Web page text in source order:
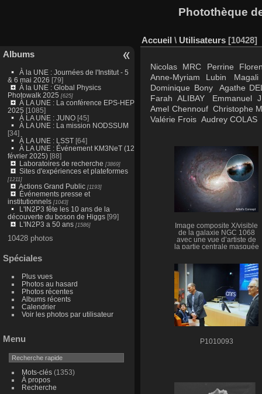
Photothèque
Albums
À la UNE : Journées de l'Institut - 5
& 6 mai 2026 [79]
À la UNE : Global Physics
Photowalk 2025 [625]
À LA UNE : La conférence EPS-HEP
2025 [1085]
À LA UNE : JUNO [45]
À LA UNE : La mission NODSSUM
[34]
À LA UNE : LSST[64]
À LA UNE : Événement KM3NeT (12
février 2025)[88]
Laboratoires de recherche [3869]
Sites d'expériences et plateformes
[1211]
Actions Grand Public[1193]
Événements presse et
institutionnels[1043]
L'IN2P3 fête les 10 ans de la
découverte du boson de Higgs[99]
L'IN2P3 a 50 ans[1586]
10428 photos
Spéciales
Plus vues
Photos au hasard
Photos récentes
Albums récents
Calendrier
Voir les photos par utilisateur
Menu
Mots-clés(1353)
À propos
Recherche
Accueil \ Utilisateurs 10428
Nicolas MRC Perrine
Anne-Myriam Lubin
Magali
Dominique Bony
Agathe
Farah ALIBAY
Emmanuel
Amel Chennouf Christophe
Valérie Frois Audrey COLAS
Image composite X/visible
de la galaxie NGC 1068
avec une vue d’artiste de
la partie centrale masquée
P1010093